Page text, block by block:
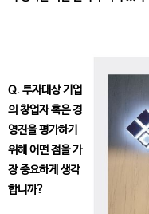
Q. 투자대상 기업
의 창업자 혹은 경
영진을 평가하기
위해 어떤 점을 가
장 중요하게 생각
합니까?